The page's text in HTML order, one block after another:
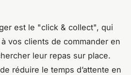
est le "click & collect", qui
vos clients de commander en
leur repas sur place.
réduire le temps d’attente en